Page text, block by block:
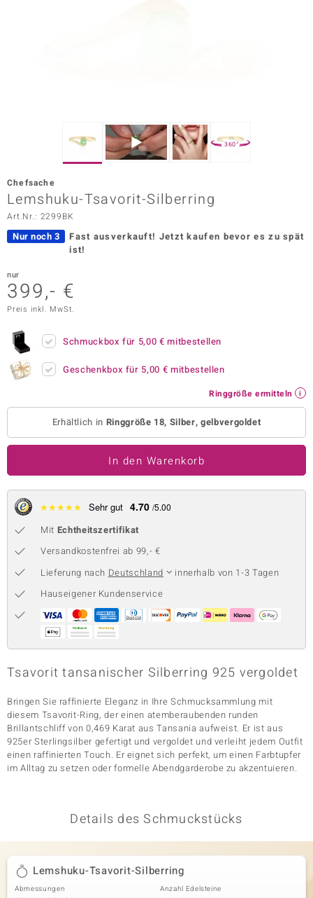
Vogue
Collection
BY DE MELO
Collection
Classics
360°
Chefsache
Lemshuku-Tsavorit-Silberring
Art.Nr.: 2299BK
Nur noch 3 Fast ausverkauft! Jetzt kaufen bevor es zu spät
ist!
nur
399,- €
Preis inkl. MwSt.
Schmuckbox für 5,00 € mitbestellen
Geschenkbox für 5,00 € mitbestellen
Ringgröße ermitteln
Erhältlich in Ringgröße 18, Silber, gelbvergoldet
In den Warenkorb
★★★★★ Sehr gut 4.70 /5.00
Mit Echtheitszertifikat
Versandkostenfrei ab 99,- €
Lieferung nach Deutschland
innerhalb von 1-3 Tagen
Hauseigener Kundenservice
Tsavorit tansanischer Silberring 925 vergoldet
Bringen Sie raffinierte Eleganz in Ihre Schmucksammlung mit
diesem Tsavorit-Ring, der einen atemberaubenden runden
Brillantschliff von 0,469 Karat aus Tansania aufweist. Er ist aus
925er Sterlingsilber gefertigt und vergoldet und verleiht jedem Outfit
einen raffinierten Touch. Er eignet sich perfekt, um einen Farbtupfer
im Alltag zu setzen oder formelle Abendgarderobe zu akzentuieren.
Details des Schmuckstücks
Lemshuku-Tsavorit-Silberring
Abmessungen Anzahl Edelsteine